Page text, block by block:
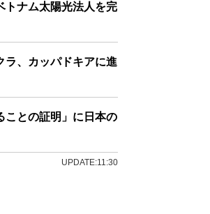
トナム太陽光法人を完
ラ、カッパドキアに進
ことの証明」に日本の
UPDATE:11:30